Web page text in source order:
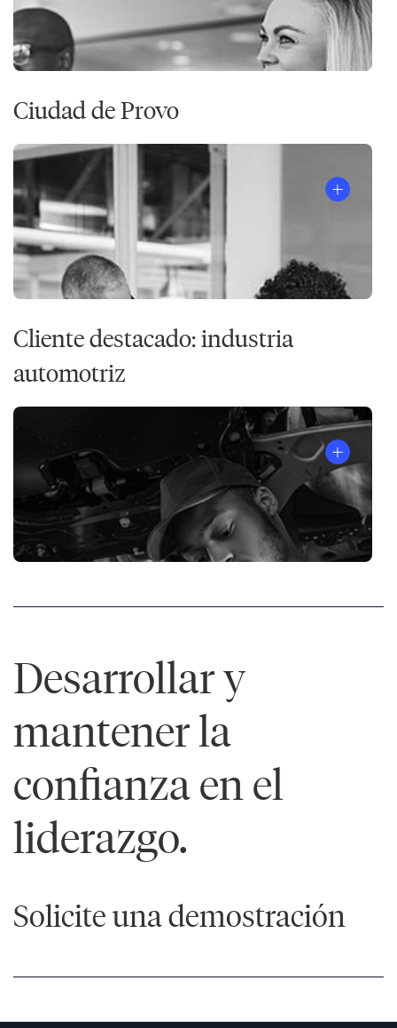
Ciudad de Provo
Cliente destacado: industria
automotriz
Desarrollar y
mantener la
confianza en el
liderazgo.
Solicite una demostración